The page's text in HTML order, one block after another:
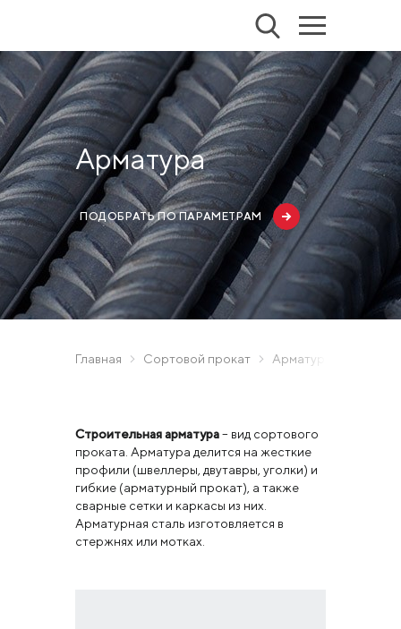
Арматура
ПОДОБРАТЬ ПО ПАРАМЕТРАМ
Главная Сортовой прокат Арматура
Строительная арматура– вид сортового
проката. Арматура делится на жесткие
профили (швеллеры, двутавры, уголки) и
гибкие (арматурный прокат), а также
сварные сетки и каркасы из них.
Арматурная сталь изготовляется в
стержнях или мотках.